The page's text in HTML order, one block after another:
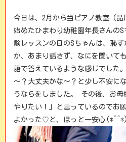
今日は、2月から当ピアノ教室（
始めたひまわり幼稚園年長さんの
験レッスンの日のSちゃんは、恥
か、あまり話さず、なにを聞いて
語で答えているような感じでした
～？大丈夫かな～？と少し不安に
うならをしました。 その後、お母
やりたい！」と言っているのでお
よかった♡と、ほっと一安心